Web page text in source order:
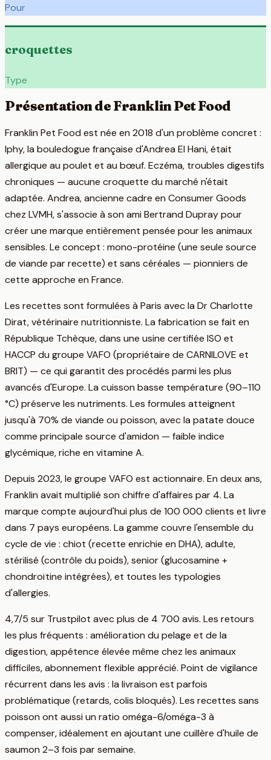
Pour
croquettes
Type
Présentation deFranklin Pet Food
Franklin Pet Food est née en 2018 d'un problème concret :
Iphy, la bouledogue française d'Andrea El Hani, était
allergique au poulet et au bœuf. Eczéma, troubles digestifs
chroniques — aucune croquette du marché n'était
adaptée. Andrea, ancienne cadre en Consumer Goods
chez LVMH, s'associe à son ami Bertrand Dupray pour
créer une marque entièrement pensée pour les animaux
sensibles. Le concept : mono-protéine (une seule source
de viande par recette) et sans céréales — pionniers de
cette approche en France.
Les recettes sont formulées à Paris avec la Dr Charlotte
Dirat, vétérinaire nutritionniste. La fabrication se fait en
République Tchèque, dans une usine certifiée ISO et
HACCP du groupe VAFO (propriétaire de CARNILOVE et
BRIT) — ce qui garantit des procédés parmi les plus
avancés d'Europe. La cuisson basse température (90–110
°C) préserve les nutriments. Les formules atteignent
jusqu'à 70% de viande ou poisson, avec la patate douce
comme principale source d'amidon — faible indice
glycémique, riche en vitamine A.
Depuis 2023, le groupe VAFO est actionnaire. En deux ans,
Franklin avait multiplié son chiffre d'affaires par 4. La
marque compte aujourd'hui plus de 100 000 clients et livre
dans 7 pays européens. La gamme couvre l'ensemble du
cycle de vie : chiot (recette enrichie en DHA), adulte,
stérilisé (contrôle du poids), senior (glucosamine +
chondroïtine intégrées), et toutes les typologies
d'allergies.
4,7/5 sur Trustpilot avec plus de 4 700 avis. Les retours
les plus fréquents : amélioration du pelage et de la
digestion, appétence élevée même chez les animaux
difficiles, abonnement flexible apprécié. Point de vigilance
récurrent dans les avis : la livraison est parfois
problématique (retards, colis bloqués). Les recettes sans
poisson ont aussi un ratio oméga-6/oméga-3 à
compenser, idéalement en ajoutant une cuillère d'huile de
saumon 2–3 fois par semaine.